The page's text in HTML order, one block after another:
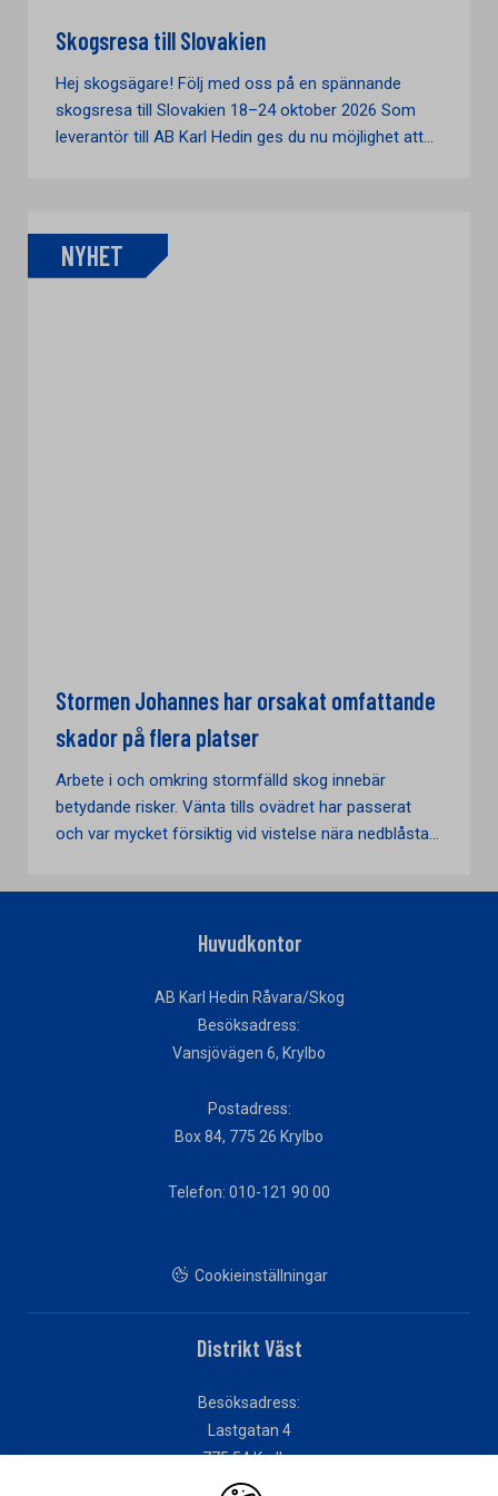
Skogsresa till Slovakien
Hej skogsägare! Följ med oss på en spännande
skogsresa till Slovakien 18–24 oktober 2026 Som
leverantör till AB Karl Hedin ges du nu möjlighet att...
NYHET
Stormen Johannes har orsakat omfattande
skador på flera platser
Arbete i och omkring stormfälld skog innebär
betydande risker. Vänta tills ovädret har passerat
och var mycket försiktig vid vistelse nära nedblåsta...
Huvudkontor
AB Karl Hedin Råvara/Skog
Besöksadress:
Vansjövägen 6, Krylbo
Postadress:
Box 84, 775 26 Krylbo
Telefon: 010-121 90 00
Cookieinställningar
Distrikt Väst
Besöksadress:
Lastgatan 4
775 54 Krylbo